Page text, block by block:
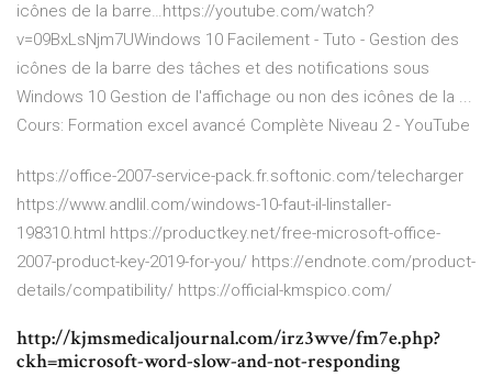
icônes de la barre…https://youtube.com/watch?
v=09BxLsNjm7UWindows 10 Facilement - Tuto - Gestion des
icônes de la barre des tâches et des notifications sous
Windows 10 Gestion de l'affichage ou non des icônes de la ...
Cours: Formation excel avancé Complète Niveau 2 - YouTube
https://office-2007-service-pack.fr.softonic.com/telecharger
https://www.andlil.com/windows-10-faut-il-linstaller-
198310.html https://productkey.net/free-microsoft-office-
2007-product-key-2019-for-you/ https://endnote.com/product-
details/compatibility/ https://official-kmspico.com/
http://kjmsmedicaljournal.com/irz3wve/fm7e.php?
ckh=microsoft-word-slow-and-not-responding